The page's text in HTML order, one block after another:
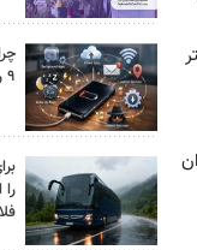
۹ راهکار واقعی